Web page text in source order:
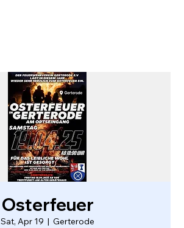
Osterfeuer
Sat, Apr 19
  |
Gerterode